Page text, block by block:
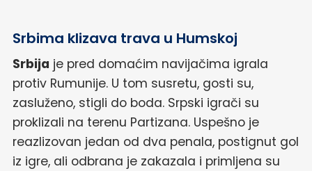
Srbima klizava trava u Humskoj
Srbija je pred domaćim navijačima igrala
protiv Rumunije. U tom susretu, gosti su,
zasluženo, stigli do boda. Srpski igrači su
proklizali na terenu Partizana. Uspešno je
reazlizovan jedan od dva penala, postignut gol
iz igre, ali odbrana je zakazala i primljena su